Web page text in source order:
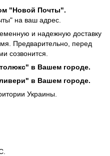
"Новой Почты".
на ваш адрес.
и надежную доставку
Предварительно, перед
созвонится.
в Вашем городе.
в Вашем городе.
Украины.